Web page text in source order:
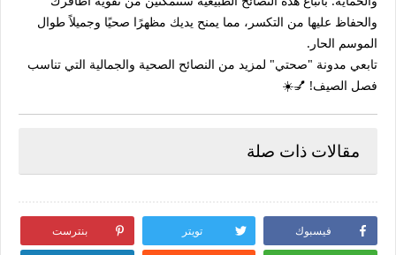
والحفاظ عليها من التكسر، مما يمنح يديك مظهرًا صحيًا وجميلاً طوال
الموسم الحار.
تابعي مدونة "صحتي" لمزيد من النصائح الصحية والجمالية التي تناسب
فصل الصيف! 💅☀️
مقالات ذات صلة
فيسبوك تويتر بنترست